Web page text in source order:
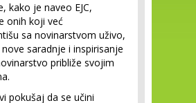
kako je naveo EJC,
onih koji već
sa novinarstvom uživo,
saradnje i inspirisanje
približe svojim
pokušaj da se učini